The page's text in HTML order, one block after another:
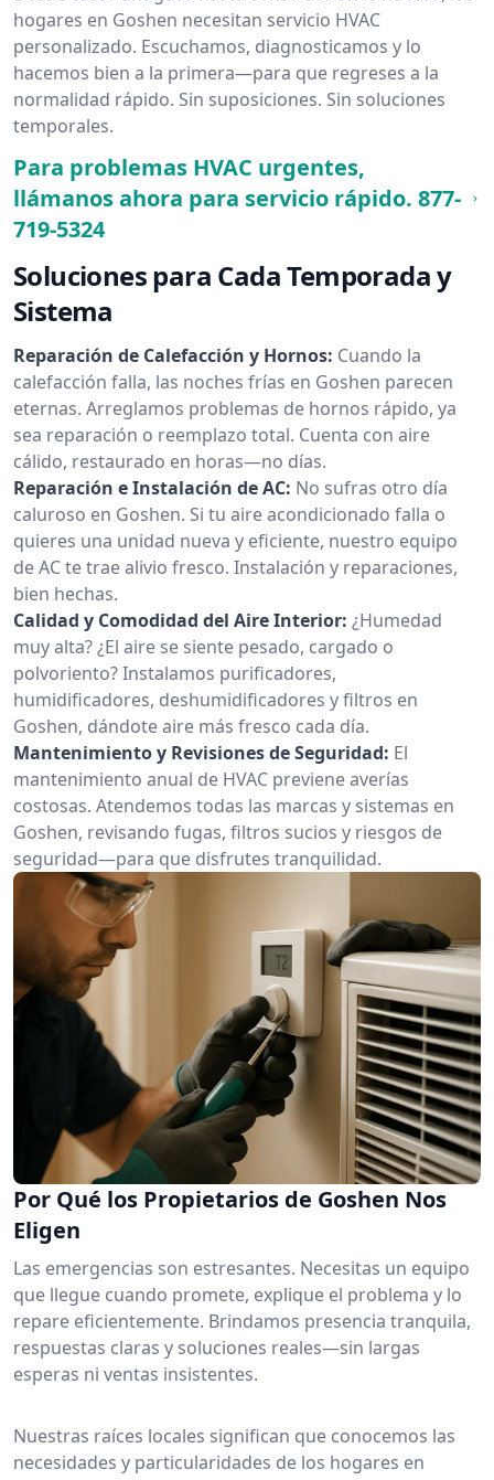
hogares en Goshen necesitan servicio HVAC
personalizado. Escuchamos, diagnosticamos y lo
hacemos bien a la primera—para que regreses a la
normalidad rápido. Sin suposiciones. Sin soluciones
temporales.
Para problemas HVAC urgentes,
llámanos ahora para servicio rápido. 877-
719-5324
Soluciones para Cada Temporada y
Sistema
Reparación de Calefacción y Hornos: Cuando la
calefacción falla, las noches frías en Goshen parecen
eternas. Arreglamos problemas de hornos rápido, ya
sea reparación o reemplazo total. Cuenta con aire
cálido, restaurado en horas—no días.
Reparación e Instalación de AC: No sufras otro día
caluroso en Goshen. Si tu aire acondicionado falla o
quieres una unidad nueva y eficiente, nuestro equipo
de AC te trae alivio fresco. Instalación y reparaciones,
bien hechas.
Calidad y Comodidad del Aire Interior: ¿Humedad
muy alta? ¿El aire se siente pesado, cargado o
polvoriento? Instalamos purificadores,
humidificadores, deshumidificadores y filtros en
Goshen, dándote aire más fresco cada día.
Mantenimiento y Revisiones de Seguridad: El
mantenimiento anual de HVAC previene averías
costosas. Atendemos todas las marcas y sistemas en
Goshen, revisando fugas, filtros sucios y riesgos de
seguridad—para que disfrutes tranquilidad.
Por Qué los Propietarios de Goshen Nos
Eligen
Las emergencias son estresantes. Necesitas un equipo
que llegue cuando promete, explique el problema y lo
repare eficientemente. Brindamos presencia tranquila,
respuestas claras y soluciones reales—sin largas
esperas ni ventas insistentes.
Nuestras raíces locales significan que conocemos las
necesidades y particularidades de los hogares en